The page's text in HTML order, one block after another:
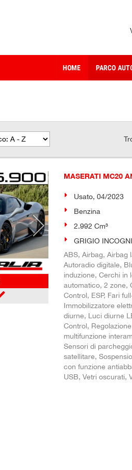
HOME PARCO
MASERATI MC20
Usato, 04/2023
Benzina
2.992 Cm³
GRIGIO
ABS, Airbag, Airbag
Autoradio digitale,
induzione, Cerchi in
automatico, 2 zone,
Control, ESP, Fari
Immobilizzatore
diurne, Luci diurne
Control,
multifunzione
Sensori di
satellitare,
con funzione
USB, Vetri oscurati,